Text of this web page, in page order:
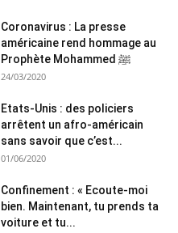
Coronavirus : La presse
américaine rend hommage au
Prophète Mohammed ﷺ
24/03/2020
Etats-Unis : des policiers
arrêtent un afro-américain
sans savoir que c’est...
01/06/2020
Confinement : « Ecoute-moi
bien. Maintenant, tu prends ta
voiture et tu...